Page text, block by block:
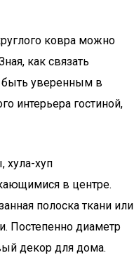
ковра можно
как связать
уверенным в
интерьера гостиной,
хула-хуп
в центре.
полоска ткани или
Постепенно диаметр
декор для дома.